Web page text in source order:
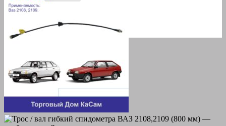
Вернуться в магазин